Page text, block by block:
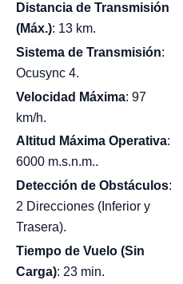
Distancia de Transmisión
(Máx.): 13 km.
Sistema de Transmisión:
Ocusync 4.
Velocidad Máxima: 97
km/h.
Altitud Máxima Operativa:
6000 m.s.n.m..
Detección de Obstáculos:
2 Direcciones (Inferior y
Trasera).
Tiempo de Vuelo (Sin
Carga): 23 min.